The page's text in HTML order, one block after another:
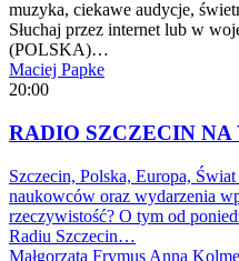
muzyka, ciekawe audycje,
Słuchaj przez internet lub w
(POLSKA)…
Maciej Papke
20:00
RADIO SZCZECIN NA
Szczecin, Polska, Europa,
naukowców oraz wydarzenia
rzeczywistość? O tym od
Radiu Szczecin…
Małgorzata Frymus Anna